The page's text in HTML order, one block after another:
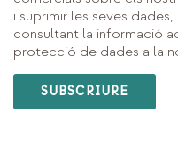
i suprimir les seves
consultant la informació
protecció de dades a la
SUBSCRIURE